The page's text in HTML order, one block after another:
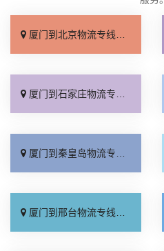
厦门到北京物流专线_上门取件「不随意加价」
厦门到石家庄物流专线_多久能到「诚信为先」
厦门到秦皇岛物流专线_高速快运「整车配货」
厦门到邢台物流专线_需要几天「要多少钱」